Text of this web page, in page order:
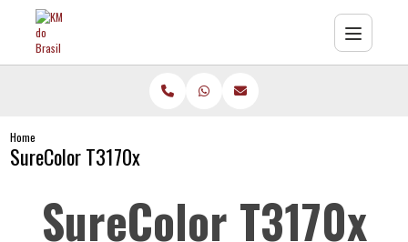
Home
SureColor T3170x
SureColor T3170x